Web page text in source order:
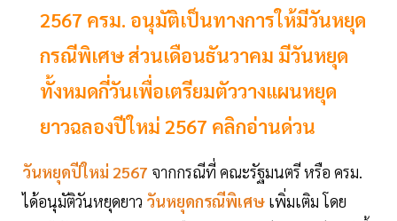
2567 ครม. อนุมัติเป็นทางการให้มีวันหยุด
กรณีพิเศษ ส่วนเดือนธันวาคม มีวันหยุด
ทั้งหมดกี่วันเพื่อเตรียมตัววางแผนหยุด
ยาวฉลองปีใหม่ 2567 คลิกอ่านด่วน
วันหยุดปีใหม่ 2567 จากกรณีที่ คณะรัฐมนตรี หรือ ครม.
ได้อนุมัติวันหยุดยาว วันหยุดกรณีพิเศษ เพิ่มเติม โดย